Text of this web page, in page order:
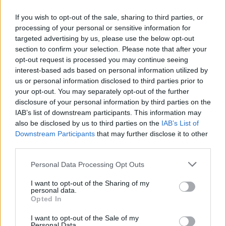
If you wish to opt-out of the sale, sharing to third parties, or
processing of your personal or sensitive information for
targeted advertising by us, please use the below opt-out
section to confirm your selection. Please note that after your
opt-out request is processed you may continue seeing
interest-based ads based on personal information utilized by
us or personal information disclosed to third parties prior to
your opt-out. You may separately opt-out of the further
disclosure of your personal information by third parties on the
IAB’s list of downstream participants. This information may
also be disclosed by us to third parties on the IAB’s List of
Downstream Participants that may further disclose it to other
Please note that this website/app uses one or more Google
not limited to your visit or usage behaviour. You may click to
grant or deny consent to Google and its third-party tags to
use your data for below specified purposes in below Google
consent section.
Personal Data Processing Opt Outs
I want to opt-out of the Sharing of my
personal data.
Opted In
I want to opt-out of the Sale of my
BlinkFestivalen 2026: i campioni dello sci di fondo e
biathlon in gara dal 5 al 8 agosto
Marco Tessari · 4 Ago 2026
SCI DI FONDO
scivolata e frenata